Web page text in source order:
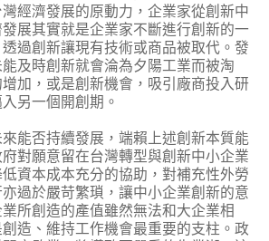
經濟發展的原動力，企業家從創新中
展其實就是企業家不斷進行創新的一
過創新讓現有技術或商品被取代。發
及時創新就會淪為夕陽工業而被淘
加，或是創新機會，吸引廠商投入研
另一個開創期。
能否持續發展，端賴上述創新本質能
對願意留在台灣轉型與創新中小企業
資本成本充分的協助，對補充性外勞
過於嚴苛繁瑣，讓中小企業創新的意
所創造的產值雖然無法和大企業相
造、維持工作機會最重要的支柱。政